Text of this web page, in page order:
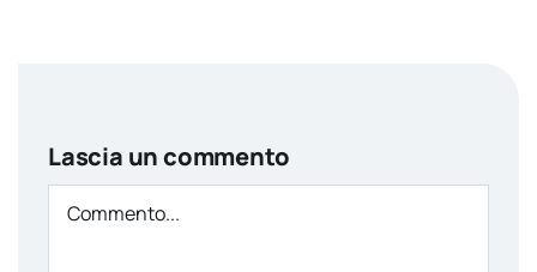
Lascia un commento
Comment